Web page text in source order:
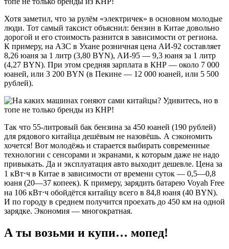
Хотя заметил, что за рулём «электричек» в основном молодые
люди. Тот самый таксист объяснил: бензин в Китае довольно
дорогой и его стоимость разнится в зависимости от региона.
К примеру, на АЗС в Ухане розничная цена АИ-92 составляет
8,26 юаня за 1 литр (3,80 BYN), АИ-95 — 9,3 юаня за 1 литр
(4,27 BYN). При этом средняя зарплата в КНР — около 7 000
юаней, или 3 200 BYN (в Пекине — 12 000 юаней, или 5 500
рублей).
Так что 55-литровый бак бензина за 450 юаней (190 рублей)
для рядового китайца дешёвым не назовёшь. А сэкономить
хочется! Вот молодёжь и старается выбирать современные
технологии с сенсорами и экранами, к которым даже не надо
привыкать. Да и эксплуатация авто выходит дешевле. Цена за
1 кВт⋅ч в Китае в зависимости от времени суток — 0,5—0,8
юаня (20—37 копеек). К примеру, зарядить батарею Voyah Free
на 106 кВт⋅ч обойдётся китайцу всего в 84,8 юаня (40 BYN).
И по городу в среднем получится проехать до 450 км на одной
зарядке. Экономия — многократная.
А ты возьми и купи… мопед!